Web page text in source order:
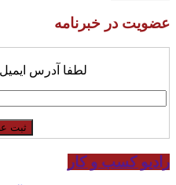
عضویت در خبرنامه
لطفا آدرس ایمیل
رادیو کسب و کار